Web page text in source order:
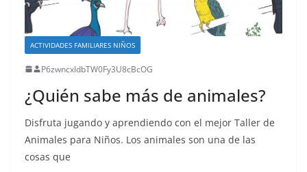
ACTIVIDADES FAMILIARES NIÑOS
P6zwncxIdbTW0Fy3U8cBcOG
¿Quién sabe más de animales?
Disfruta jugando y aprendiendo con el mejor Taller de
Animales para Niños. Los animales son una de las
cosas que